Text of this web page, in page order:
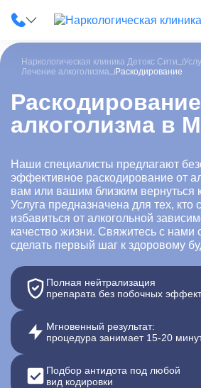
О клинике
Цены
Лицензии
Фотогалерея
Акции и скидки
Контакты
Записаться
Наркологическая клиника Детокс Сити
Лечение алкоголизма
Раскодирование
алкоголизма в
Наши специалисты предлагают
эффективное раскодирование от
вам или вашим близким вернуться
Услуга предназначена для тех, кто
избавиться от алкогольной
качество жизни. Свяжитесь с нами
сделать первый шаг к здоровому
Полная нейтрализация
препарата без побочных
Мгновенный результат:
процедура занимает 15-20
Подбор антидота под любой
вид кодировки